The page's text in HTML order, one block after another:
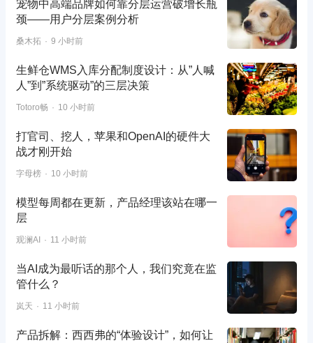
宠物中高端品牌如何靠分层运营破增长瓶
颈——用户分层案例分析
桑木拓 9 小时前
生鲜仓WMS入库分配制度设计：从”人喊
人”到”系统驱动”的三层决策
Totoro畅 10 小时前
打官司、挖人，苹果和OpenAI的硬件大
战才刚开始
字母榜 10 小时前
模型每周都在更新，产品经理该站在哪一
层
观澜AI 11 小时前
当AI成为最听话的那个人，我们究竟在监
管什么？
岚天 11 小时前
产品拆解：西西弗的“体验设计”，如何让